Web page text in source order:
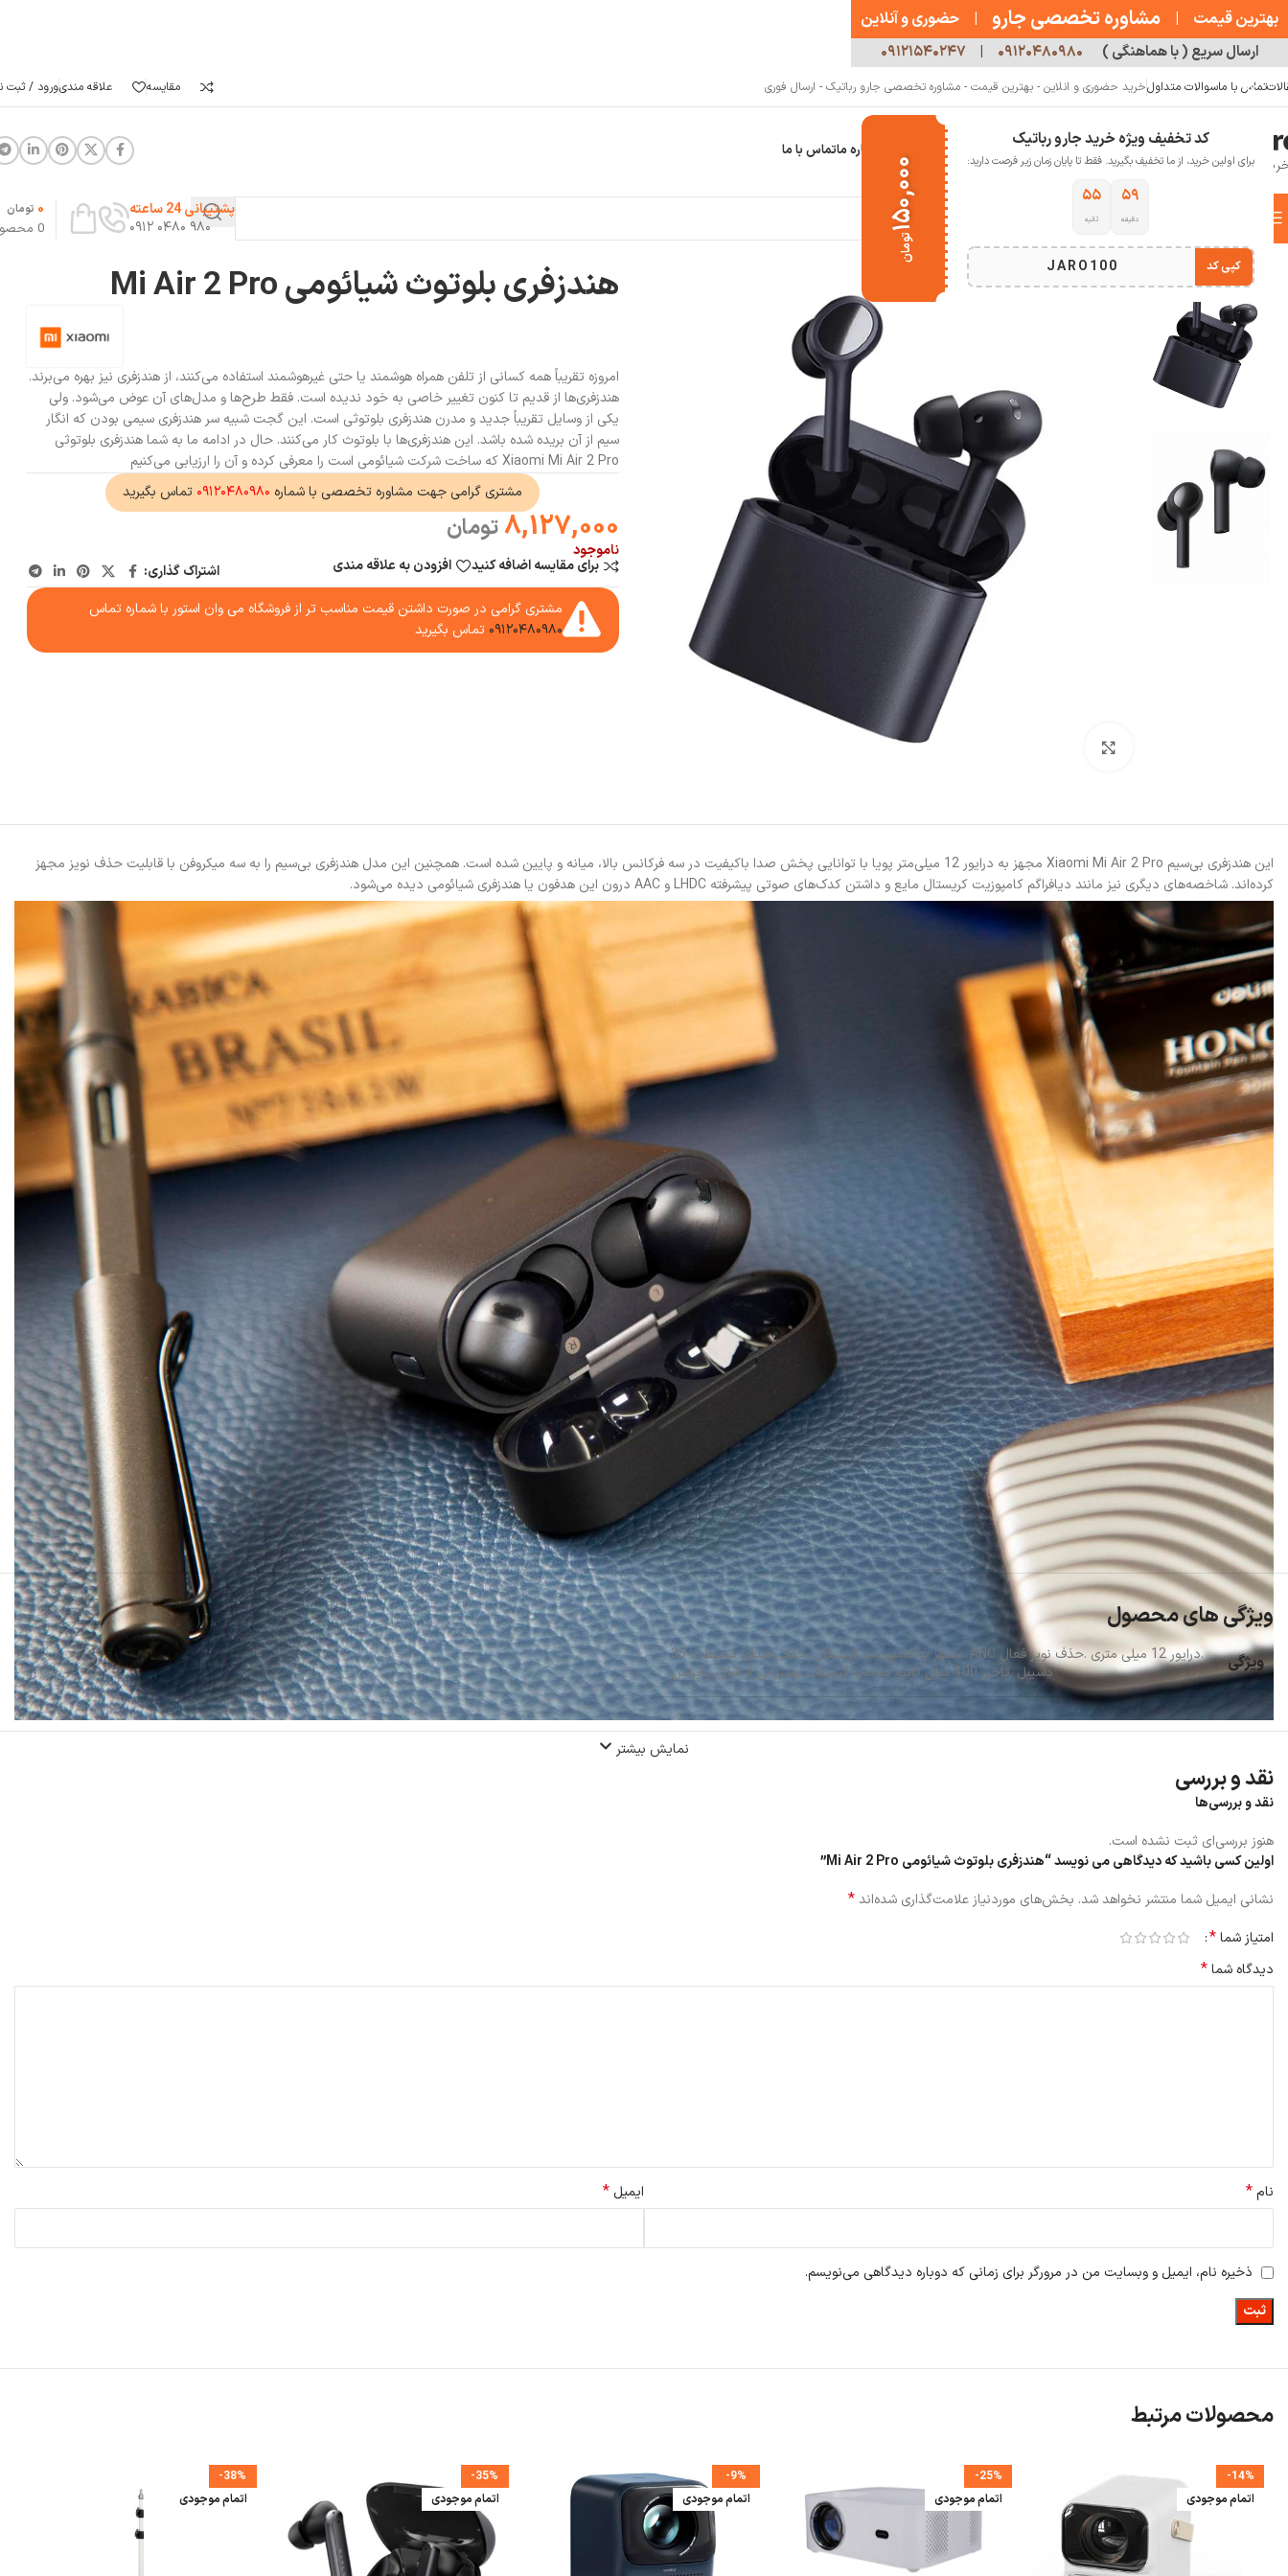
کد تخفیف ویژه خرید جارو رباتیک
برای اولین خرید، از ما تخفیف بگیرید. فقط تا پایان زمان زیر فرصت دارید:
۵۹
دقیقه
۵۳
ثانیه
JARO100 کپی کد
۱۵۰,۰۰۰
تومان
تماس با ماسوالات متداولخرید حضوری و انلاین - بهترین قیمت - مشاوره تخصصی جارو رباتیک - ارسال فوری مقایسه علاقه مندیورود / ثبت
خانه جارو رباتیک درباره ماتماس با ما
انتخاب دسته بندی
پشتیبانی 24 ساعته
۹۸۰ ۰۴۸۰ ۰۹۱۲
0
0 تومان
خانه هدفون و هدست هندزفری بلوتوث شیائومی Mi Air 2 Pro
اتمام موجودی هندزفری بلوتوث شیائومی Mi Air 2 Pro
امروزه تقریباً همه کسانی از تلفن همراه هوشمند یا حتی غیرهوشمند استفاده می‌کنند، از هندزفری نیز بهره می‌برند.
هندزفری‌ها از قدیم تا کنون تغییر خاصی به خود ندیده است. فقط طرح‌ها و مدل‌های آن عوض می‌شود. ولی
یکی از وسایل تقریباً جدید و مدرن هندزفری بلوتوثی است. این گجت شبیه سر هندزفری سیمی بودن که انگار
سیم از آن بریده شده باشد. این هندزفری‌ها با بلوتوث کار می‌کنند. حال در ادامه ما به شما هندزفری بلوتوثی
Xiaomi Mi Air 2 Pro که ساخت شرکت شیائومی است را معرفی کرده و آن را ارزیابی می‌کنیم
مشتری گرامی جهت مشاوره تخصصی با شماره ۰۹۱۲۰۴۸۰۹۸۰ تماس بگیرید
8,127,000تومان
ناموجود
برای مقایسه اضافه کنید افزودن به علاقه مندی
اشتراک گذاری:
مشتری گرامی در صورت داشتن قیمت مناسب تر از فروشگاه می وان استور با شماره تماس
۰۹۱۲۰۴۸۰۹۸۰ تماس بگیرید
این هندزفری بی‌سیم Xiaomi Mi Air 2 Pro مجهز به درایور 12 میلی‌متر پویا با توانایی پخش صدا باکیفیت در سه فرکانس بالا، میانه و پایین شده است. همچنین این مدل هندزفری بی‌سیم را به سه میکروفن با قابلیت حذف نویز مجهز
کرده‌اند. شاخصه‌های دیگری نیز مانند دیافراگم کامپوزیت کریستال مایع و داشتن کدک‌های صوتی پیشرفته LHDC و AAC درون این هدفون یا هندزفری شیائومی دیده می‌شود.
نمایش بیشتر
ویژگی های محصول
ویژگی
.درایور 12 میلی متری .حذف نویز فعال ANC .مجهز به کامپوزیت کریستال .حذف صدای محیط تا 35
دسیبل .تاخیر 100 میلی ثانیه مناسب گیمینگ .پشتیانی از شارژر وایرلس
نقد و بررسی
نقد و بررسی‌ها
هنوز بررسی‌ای ثبت نشده است.
اولین کسی باشید که دیدگاهی می نویسد “هندزفری بلوتوث شیائومی Mi Air 2 Pro”
نشانی ایمیل شما منتشر نخواهد شد. بخش‌های موردنیاز علامت‌گذاری شده‌اند*
امتیاز شما*
دیدگاه شما*
نام* ایمیل *
ذخیره نام، ایمیل و وبسایت من در مرورگر برای زمانی که دوباره دیدگاهی می‌نویسم.
محصولات مرتبط
-14%
اتمام موجودی
-25%
اتمام موجودی
-9%
اتمام موجودی
-35%
اتمام موجودی
-38%
اتمام موجودی
بهترین قیمت | مشاوره تخصصی جارو | حضوری و آنلاین
ارسال سریع ( با هماهنگی ) ۰۹۱۲۰۴۸۰۹۸۰ | ۰۹۱۲۱۵۴۰۲۴۷